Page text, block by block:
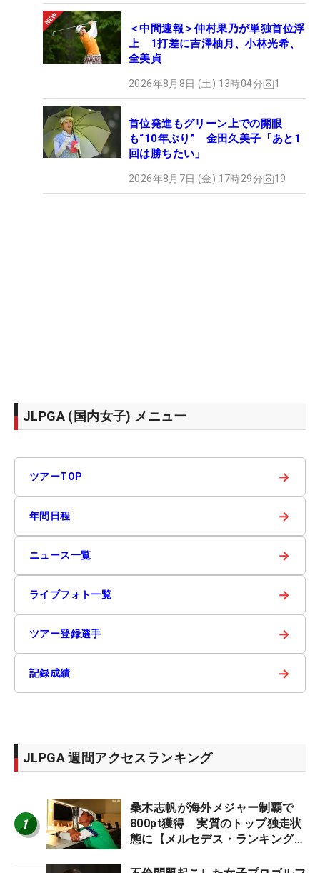
＜中間速報＞仲村果乃が単独首位浮
上 1打差に吉澤柚月、小林光希、
全美貞
2026年8月8日 (土) 13時04分 1
首位発進もグリーン上での開眼
も“10年ぶり” 金田久美子「あと1
回は勝ちたい」
2026年8月7日 (金) 17時29分 19
JLPGA (国内女子) メニュー
ツアーTOP →
年間日程 →
ニュース一覧 →
ライブフォト一覧 →
ツアー登録選手 →
記録成績 →
JLPGA 週間アクセスランキング
1
桑木志帆が海外メジャー制覇で
800pt獲得 実質のトップ独走状
態に【メルセデス・ランキング番